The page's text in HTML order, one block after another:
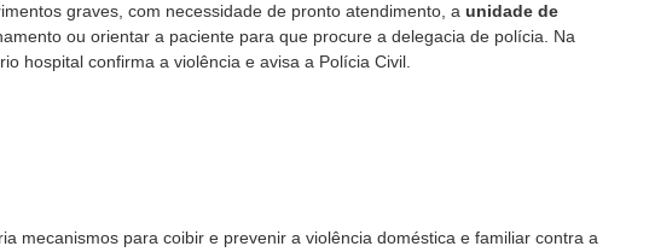
graves, com necessidade de pronto atendimento, a unidade de
ou orientar a paciente para que procure a delegacia de polícia. Na
hospital confirma a violência e avisa a Polícia Civil.
mecanismos para coibir e prevenir a violência doméstica e familiar contra a